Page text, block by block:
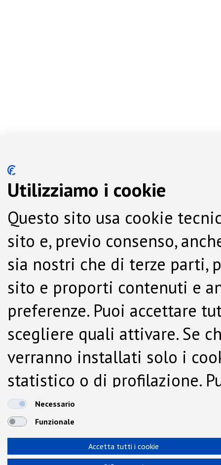
Utilizziamo i cookie
Questo sito usa cookie
sito e, previo consenso,
sia nostri che di terze parti,
sito e proporti contenuti e
preferenze. Puoi accettare
scegliere quali attivare. Se
verranno installati solo i
statistico o di profilazione.
dalla Cookie Policy.
Necessario
Funzionale
Accetta tutti i cookie